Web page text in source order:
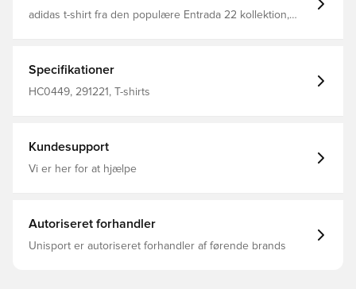
adidas t-shirt fra den populære Entrada 22 kollektion,
nakken.
Specifikationer
HC0449, 291221, T-shirts
Kundesupport
Vi er her for at hjælpe
Autoriseret forhandler
Unisport er autoriseret forhandler af førende brands